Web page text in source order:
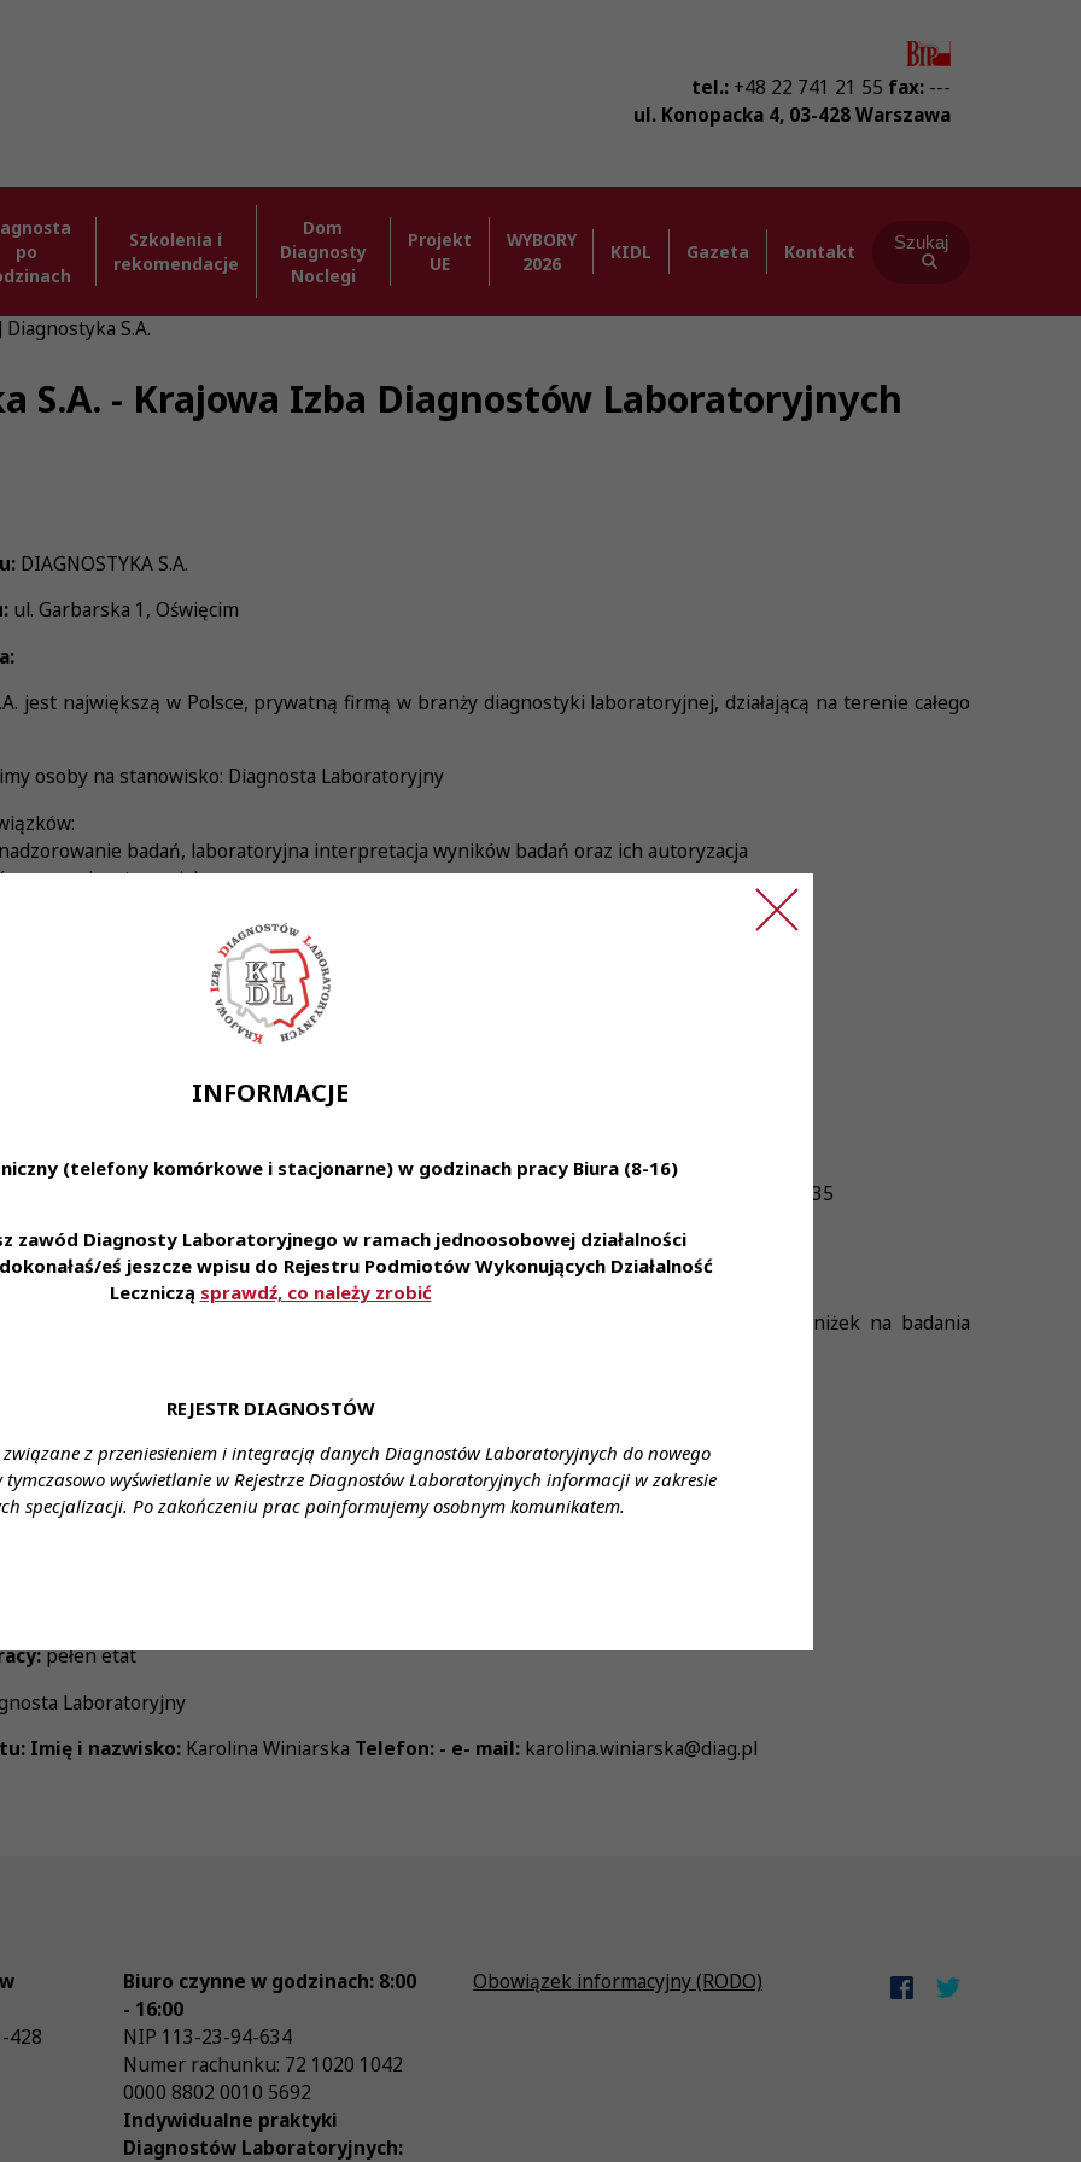
tel.: +48 22 741 21 55 fax: ---
ul. Konopacka 4, 03-428Warszawa
po
Szkolenia i
rekomendacje
Dom
Diagnosty
Noclegi
Projekt
UE
WYBORY
2026
KIDL Gazeta Kontakt Szukaj
INFORMACJE
(telefony komórkowe i stacjonarne) w godzinach pracy Biura (8-16)
zawód Diagnosty Laboratoryjnego w ramach jednoosobowej działalności
eś jeszcze wpisu do Rejestru Podmiotów Wykonujących Działalność
Leczniczą sprawdź, co należy zrobić
REJESTR DIAGNOSTÓW
z przeniesieniem i integracją danych Diagnostów Laboratoryjnych do nowego
tymczasowo wyświetlanie w Rejestrze Diagnostów Laboratoryjnych informacji w zakresie
specjalizacji. Po zakończeniu prac poinformujemy osobnym komunikatem.
S.A.
S.A. - Krajowa Izba Diagnostów Laboratoryjnych
DIAGNOSTYKA S.A.
ul. Garbarska 1, Oświęcim
jest największą w Polsce, prywatną firmą w branży diagnostyki laboratoryjnej, działającą na terenie całego
osoby na stanowisko: Diagnosta Laboratoryjny
badań, laboratoryjna interpretacja wyników badań oraz ich autoryzacja
na swoim stanowisku pracy
wykonywania zawodu Diagnosty Laboratoryjnego
pracy i chęci ciągłego rozwoju zawodowego
ambulatoryjnym ul. Garbarska 1
od poniedziałku do piątku (plus jedna sobota w miesiącu), praca w godzinach: 7:00-14:35
co dzień:
z najnowszą technologią
otworzenia i dofinansowania specjalizacji
socjalnego m.in: karty multisport, opieki medycznej, grupowego ubezpieczenia, zniżek na badania
za pośrednictwem formularza:
ul. Garbarska 1, Oświęcim
wyższe
pełen etat
Laboratoryjny
Imię i nazwisko:Karolina Winiarska Telefon: - e- mail:karolina.winiarska@diag.pl
428
Biuro czynne w godzinach: 8:00
- 16:00
NIP 113-23-94-634
Numer rachunku: 72 1020 1042
0000 8802 0010 5692
Indywidualne praktyki
Diagnostów Laboratoryjnych:
Obowiązek informacyjny (RODO)